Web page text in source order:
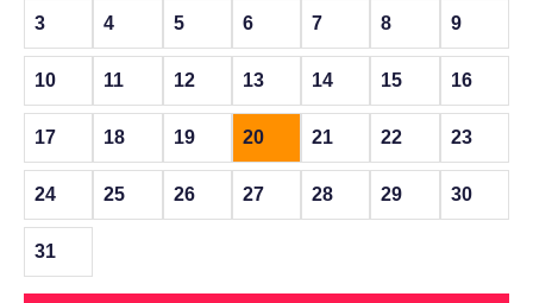
3 4 5 6 7 8 9
10 11 12 13 14 15 16
17 18 19 20 21 22 23
24 25 26 27 28 29 30
31